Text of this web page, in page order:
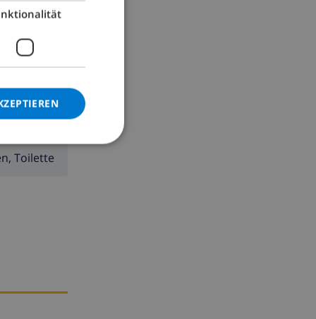
Toilette
GERMAN
NORWEGIAN